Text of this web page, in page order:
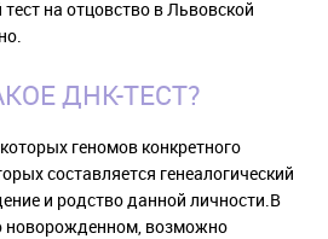
на отцовство в Львовской
ДНК-ТЕСТ?
геномов конкретного
составляется генеалогический
и родство данной личности.В
новорожденном, возможно